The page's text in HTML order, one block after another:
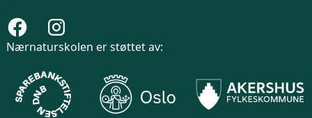
Nærnaturskolen er støttet av: